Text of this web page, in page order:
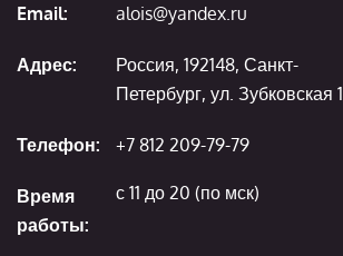
Email: alois@yandex.ru
Адрес:
Россия, 192148, Санкт-
Петербург, ул. Зубковская 1
Телефон: +7 812 209-79-79
Время
работы:
с 11 до 20 (по мск)